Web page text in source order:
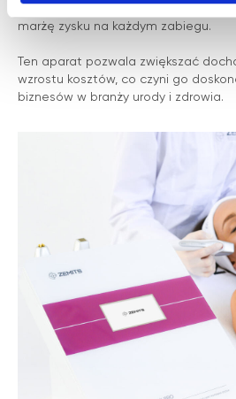
specjalistyczne igły, zmniejsza
marżę zysku na każdym zabiegu.
Ten aparat pozwala zwiększać
wzrostu kosztów, co czyni go
biznesów w branży urody i zdrowia.
WIĘCEJ INFORMACJI NA
TEMAT ZEMITS
PRO